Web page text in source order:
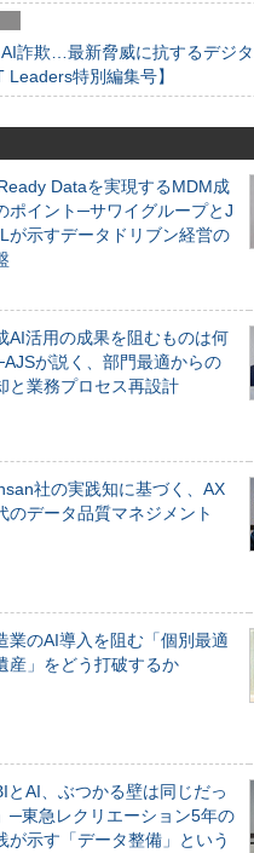
詐欺…最新脅威に抗するデジ
特別編集号】
Dataを実現するMDM成
ポイント─サワイグループとJ
が示すデータドリブン経営の
AI活用の成果を阻むものは何
が説く、部門最適からの
と業務プロセス再設計
社の実践知に基づく、AX
のデータ品質マネジメント
業のAI導入を阻む「個別最適
産」をどう打破するか
とAI、ぶつかる壁は同じだっ
─東急レクリエーション5年の
が示す「データ整備」という